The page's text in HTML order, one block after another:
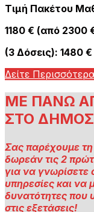
Τιμή Πακέτου
1180 € (από 2300
(3 Δόσεις): 1480 €
Δείτε Περισσότερα
ΜΕ ΠΑΝΩ
ΣΤΟ
Σας παρέχουμε
δωρεάν τις 2
για να γνωρίσετε
υπηρεσίες και να
δυνατότητες που
στις εξετάσεις!